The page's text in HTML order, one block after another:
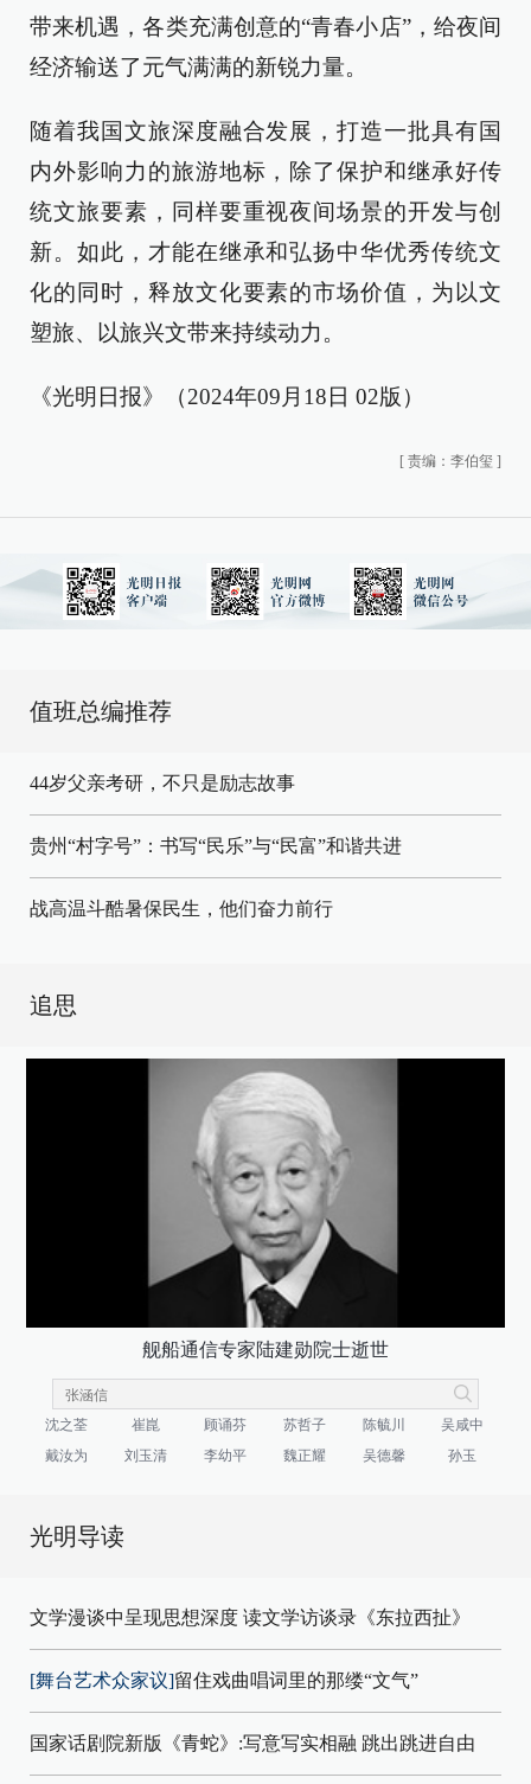
带来机遇，各类充满创意的“青春小店”，给夜间
经济输送了元气满满的新锐力量。
随着我国文旅深度融合发展，打造一批具有国
内外影响力的旅游地标，除了保护和继承好传
统文旅要素，同样要重视夜间场景的开发与创
新。如此，才能在继承和弘扬中华优秀传统文
化的同时，释放文化要素的市场价值，为以文
塑旅、以旅兴文带来持续动力。
《光明日报》（2024年09月18日 02版）
[ 责编：李伯玺 ]
值班总编推荐
44岁父亲考研，不只是励志故事
贵州“村字号”：书写“民乐”与“民富”和谐共进
战高温斗酷暑保民生，他们奋力前行
追思
舰船通信专家陆建勋院士逝世
沈之荃 崔崑 顾诵芬 苏哲子 陈毓川
吴咸中
戴汝为
刘玉清 李幼平 魏正耀 吴德馨 孙玉
光明导读
文学漫谈中呈现思想深度 读文学访谈录《东拉西扯》
[舞台艺术众家议]留住戏曲唱词里的那缕“文气”
国家话剧院新版《青蛇》:写意写实相融 跳出跳进自由